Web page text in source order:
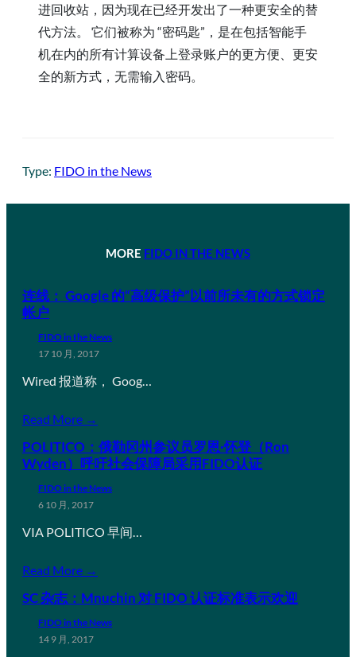
进回收站，因为现在已经开发出了一种更安全的替
代方法。 它们被称为 “密码匙”，是在包括智能手
机在内的所有计算设备上登录账户的更方便、更安
全的新方式，无需输入密码。
Type: FIDO in the News
MORE FIDO IN THE NEWS
连线： Google 的“高级保护”以前所未有的方式锁定
帐户
FIDO in the News
17 10 月, 2017
Wired 报道称， Goog…
Read More →
POLITICO：俄勒冈州参议员罗恩·怀登（Ron
Wyden）呼吁社会保障局采用FIDO认证
FIDO in the News
6 10 月, 2017
VIA POLITICO 早间…
Read More →
SC 杂志：Mnuchin 对 FIDO 认证标准表示欢迎
FIDO in the News
14 9 月, 2017